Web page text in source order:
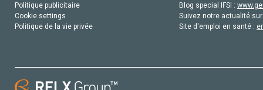
Politique publicitaire
Cookie settings
Politique de la vie privée
Blog special IFSI :
Suivez notre actualité
Site d'emploi en santé :